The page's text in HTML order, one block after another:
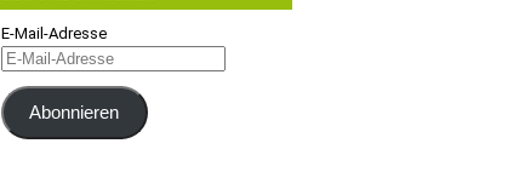
E-Mail-Adresse
Abonnieren